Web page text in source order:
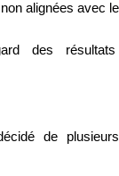
alignées avec le
des résultats
de plusieurs